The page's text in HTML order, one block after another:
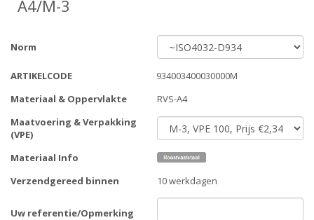
A4/M-3
Norm
ARTIKELCODE
934003400030000M
Materiaal & Oppervlakte
RVS-A4
Maatvoering & Verpakking
(VPE)
Materiaal Info
Verzendgereed binnen
10 werkdagen
Uw referentie/Opmerking